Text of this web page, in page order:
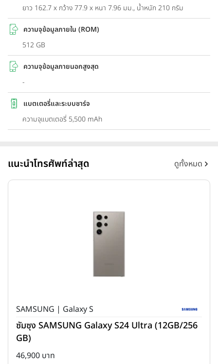
ยาว 162.7 x กว้าง 77.9 x หนา 7.96 มม., น้ำหนัก 210 กรัม
ความจุข้อมูลภายใน (ROM)
512 GB
ความจุข้อมูลภายนอกสูงสุด
-
แบตเตอรี่และระบบชาร์จ
ความจุแบตเตอรี่ 5,500 mAh
แนะนำโทรศัพท์ล่าสุด ดูทั้งหมด
SAMSUNG | Galaxy S
ซัมซุง SAMSUNG Galaxy S24 Ultra (12GB/256
GB)
46,900 บาท